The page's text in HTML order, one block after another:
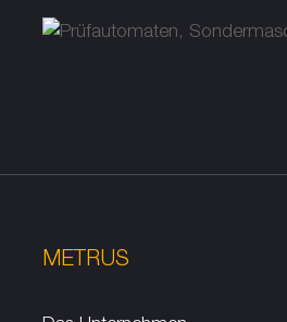
METRUS